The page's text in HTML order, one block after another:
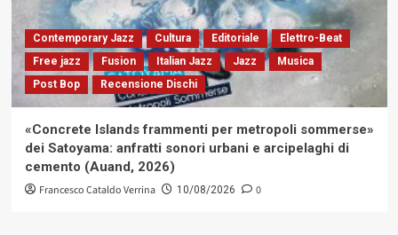
Contemporary Jazz Cultura Editoriale
Elettro-Beat
Free jazz
Fusion Italian Jazz Jazz
Musica
Post Bop
Recensione Dischi
«Concrete Islands frammenti per metropoli sommerse»
dei Satoyama: anfratti sonori urbani e arcipelaghi di
cemento (Auand, 2026)
Francesco Cataldo Verrina 10/08/2026 0